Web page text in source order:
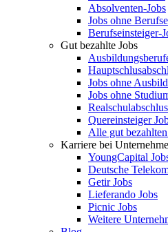
Absolventen-Jobs
Jobs ohne
Berufseinsteiger-
Gut bezahlte Jobs
Jobs ohne
Jobs ohne
Quereinsteiger
Alle gut
Karriere bei
YoungCapital
Deutsche
Getir Jobs
Lieferando Jobs
Picnic Jobs
Weitere